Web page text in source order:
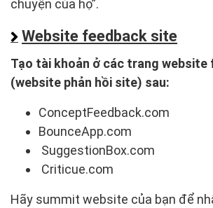
chuyện của họ”.
Website feedback site
Tạo tài khoản ở các trang
(website phản hồi site) sau:
ConceptFeedback.com
BounceApp.com
SuggestionBox.com
Criticue.com
Hãy summit website của bạn để